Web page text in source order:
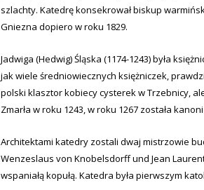
szlachty. Katedrę konsekrował biskup
Gniezna dopiero w roku 1829.
Jadwiga (Hedwig) Śląska (1174-1243) była
jak wiele średniowiecznych księżniczek,
polski klasztor kobiecy cysterek w Trzebnicy,
Zmarła w roku 1243, w roku 1267 została
Architektami katedry zostali dwaj mistrzowie
Wenzeslaus von Knobelsdorff und Jean
wspaniałą kopułą. Katedra była pierwszym